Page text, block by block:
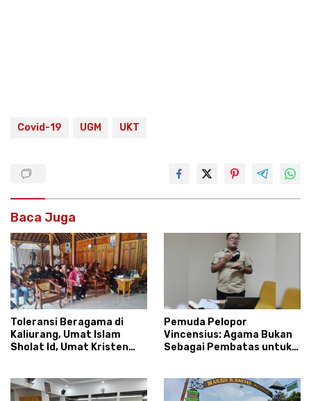
Covid-19 UGM UKT
Baca Juga
Toleransi Beragama di
Kaliurang, Umat Islam
Sholat Id, Umat Kristen
Pemuda Pelopor
Vincensius: Agama Bukan
Sebagai Pembatas untuk